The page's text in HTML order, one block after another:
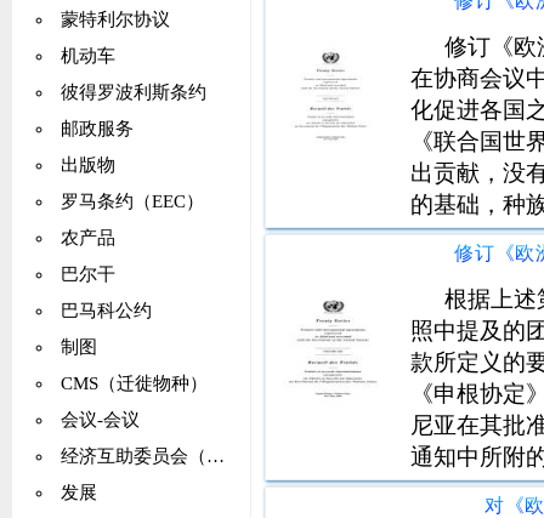
蒙特利尔协议
机动车
彼得罗波利斯条约
邮政服务
出版物
罗马条约（EEC）
农产品
巴尔干
巴马科公约
制图
CMS（迁徙物种）
会议-会议
经济互助委员会（CMEA）
发展
参与电信援
（1946年2
通过的《特
指导委员会
济共同体（
修订《欧
在协商会议
化促进各国
《联合国世
出贡献，没
的基础，种
其归类为“人
根据上述
照中提及的
款所定义的
《申根协定
尼亚在其批
通知中所附
应允许斯洛
对《